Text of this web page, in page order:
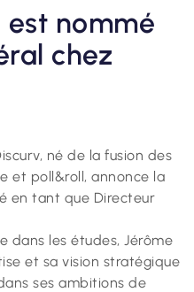
nommé
chez
né de la fusion des
et poll&roll, annonce la
en tant que Directeur
dans les études, Jérôme
et sa vision stratégique
ses ambitions de